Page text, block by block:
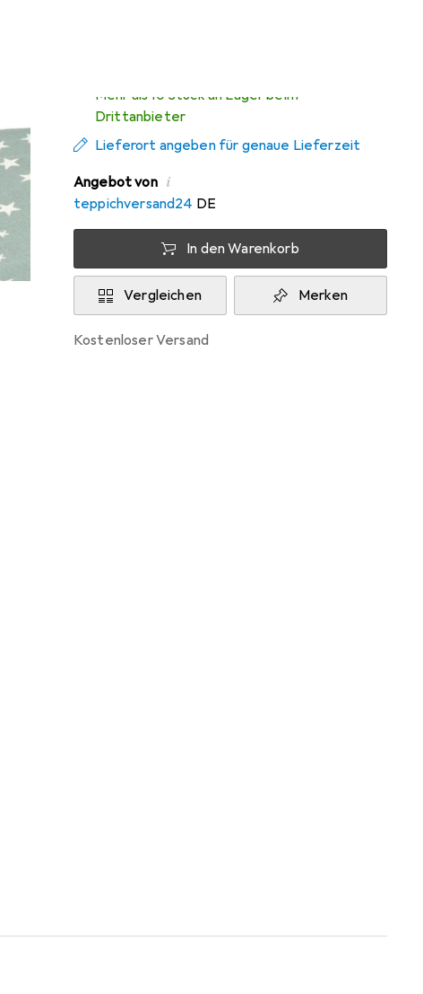
Mehr als 10 Stück an Lager beim
Drittanbieter
Lieferort angeben für genaue Lieferzeit
Angebot von i
teppichversand24 DE
In den Warenkorb
Vergleichen Merken
kostenloser Versand